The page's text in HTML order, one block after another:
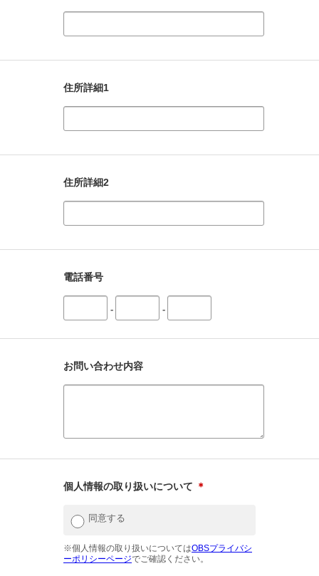
住所詳細1
住所詳細2
電話番号
- -
お問い合わせ内容
個人情報の取り扱いについて ＊
同意する
※個人情報の取り扱いについてはOBSプライバシ
ーポリシーページでご確認ください。